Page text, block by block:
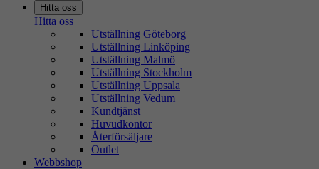
Hitta oss
Hitta oss
Utställning Göteborg
Utställning Linköping
Utställning Malmö
Utställning Stockholm
Utställning Uppsala
Utställning Vedum
Kundtjänst
Huvudkontor
Återförsäljare
Outlet
Webbshop